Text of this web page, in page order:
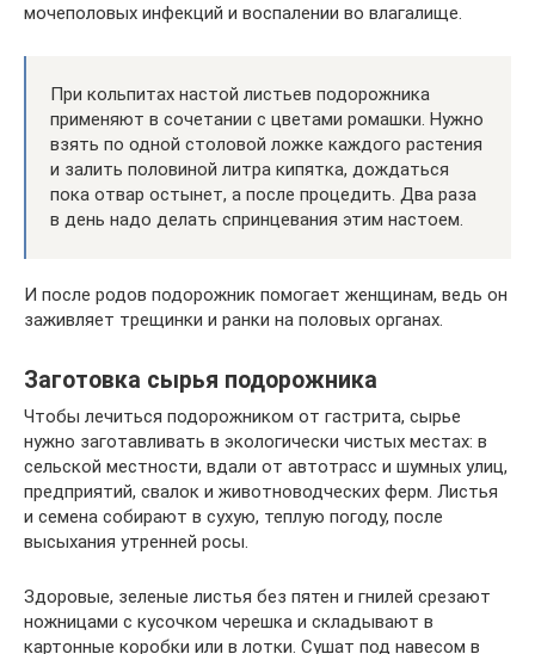
мочеполовых инфекций и воспалении во влагалище.
При кольпитах настой листьев подорожника
применяют в сочетании с цветами ромашки. Нужно
взять по одной столовой ложке каждого растения
и залить половиной литра кипятка, дождаться
пока отвар остынет, а после процедить. Два раза
в день надо делать спринцевания этим настоем.
И после родов подорожник помогает женщинам, ведь он
заживляет трещинки и ранки на половых органах.
Заготовка сырья подорожника
Чтобы лечиться подорожником от гастрита, сырье
нужно заготавливать в экологически чистых местах: в
сельской местности, вдали от автотрасс и шумных улиц,
предприятий, свалок и животноводческих ферм. Листья
и семена собирают в сухую, теплую погоду, после
высыхания утренней росы.
Здоровые, зеленые листья без пятен и гнилей срезают
ножницами с кусочком черешка и складывают в
картонные коробки или в лотки. Сушат под навесом в